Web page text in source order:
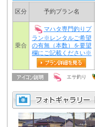
区分 予約プラン名
乗合
マハタ専門釣りプ
ラン※レンタルご希望
の有無（本数）を要望
欄にご記載ください※
エサ釣り